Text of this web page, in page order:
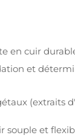
en cuir
et
(extraits
et